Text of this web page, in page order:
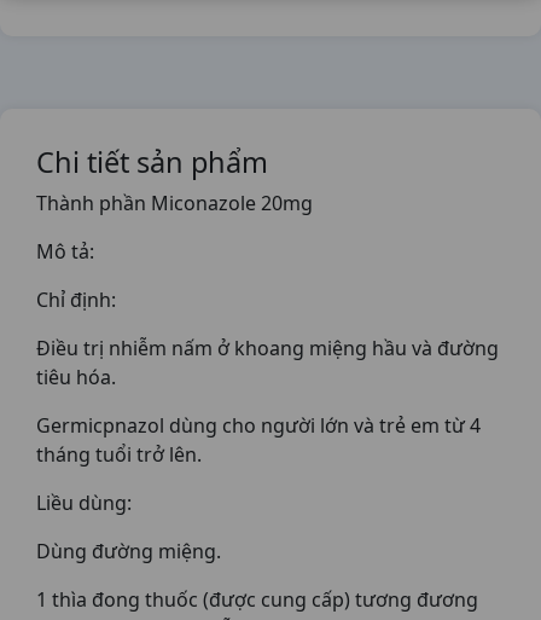
Chi tiết sản phẩm
Thành phần Miconazole 20mg
Mô tả:
Chỉ định:
Điều trị nhiễm nấm ở khoang miệng hầu và đường
tiêu hóa.
Germicpnazol dùng cho người lớn và trẻ em từ 4
tháng tuổi trở lên.
Liều dùng:
Dùng đường miệng.
1 thìa đong thuốc (được cung cấp) tương đương